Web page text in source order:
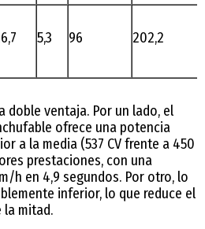
5,3 96 202,2
doble ventaja. Por un lado, el
ofrece una potencia
a la media (537 CV frente a 450
prestaciones, con una
h en 4,9 segundos. Por otro, lo
inferior, lo que reduce el
la mitad.